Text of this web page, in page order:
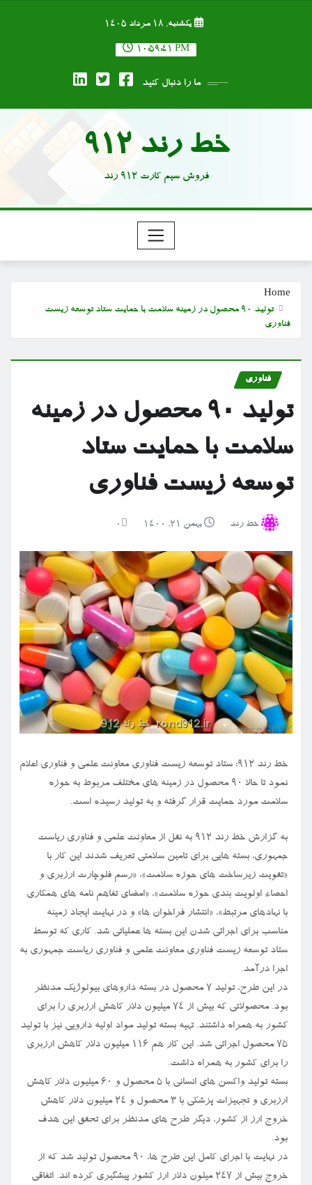
یکشنبه, ۱۸ مرداد ۱۴۰۵
10:59:42 PM
ما را دنبال کنید
خط رند 912
فروش سیم کارت 912 رند
Home
تولید ۹۰ محصول در زمینه سلامت با حمایت ستاد توسعه زیست
فناوری
فناوری
تولید ۹۰ محصول در زمینه
سلامت با حمایت ستاد
توسعه زیست فناوری
خط رند بهمن ۲۱, ۱۴۰۰ 0
خط رند ۹۱۲: ستاد توسعه زیست فناوری معاونت علمی و فناوری اعلام
نمود تا حالا ۹۰ محصول در زمینه های مختلف مربوط به حوزه
سلامت مورد حمایت قرار گرفته و به تولید رسیده است.
به گزارش خط رند ۹۱۲ به نقل از معاونت علمی و فناوری ریاست
جمهوری، بسته هایی برای تامین سلامتی تعریف شدند این کار با
«تقویت زیرساخت های حوزه سلامت»، «رسم فلوچارت ارزبری و
احصاء اولویت بندی حوزه سلامت»، «امضای تفاهم نامه های همکاری
با نهادهای مرتبط»، «انتشار فراخوان ها» و در نهایت ایجاد زمینه
مناسب برای اجرائی شدن این بسته ها عملیاتی شد. کاری که توسط
ستاد توسعه زیست فناوری معاونت علمی و فناوری ریاست جمهوری به
اجرا درآمد.
در این طرح، تولید ۷ محصول در بسته داروهای بیولوژیک مدنظر
بود. محصولاتی که بیش از ۷۴ میلیون دلار کاهش ارزبری را برای
کشور به همراه داشتند. تهیه بسته تولید مواد اولیه دارویی نیز با تولید
۷۵ محصول اجرائی شد. این کار هم ۱۱۶ میلیون دلار کاهش ارزبری
را برای کشور به همراه داشت.
بسته تولید واکسن های انسانی با ۵ محصول و ۶۰ میلیون دلار کاهش
ارزبری و تجهیزات پزشکی با ۳ محصول و ۲۴ میلیون دلار کاهش
خروج ارز از کشور، دیگر طرح های مدنظر برای تحقق این هدف
بود.
در نهایت با اجرای کامل این طرح ها، ۹۰ محصول تولید شد که از
خروج بیش از ۲۴۷ میلون دلار ارز کشور پیشگیری کرده اند. اتفاقی